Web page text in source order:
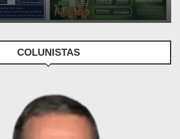
COLUNISTAS